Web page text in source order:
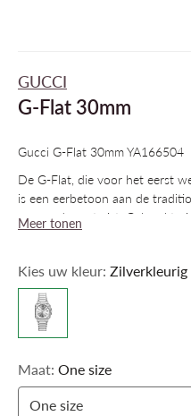
GUCCI
G-Flat 30mm
Gucci G-Flat 30mm YA166504
De G-Flat, die voor het eerst
is een eerbetoon aan de
een moderne twist.
een gelaagd profiel, roept het
verzilverde wijzerplaat,
Meer tonen
Kies uw kleur: Zilverkleurig
Maat: One size
One size